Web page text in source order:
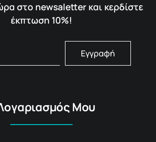
στο newsaletter και κερδίστε
έκπτωση 10%!
Εγγραφή
Μου